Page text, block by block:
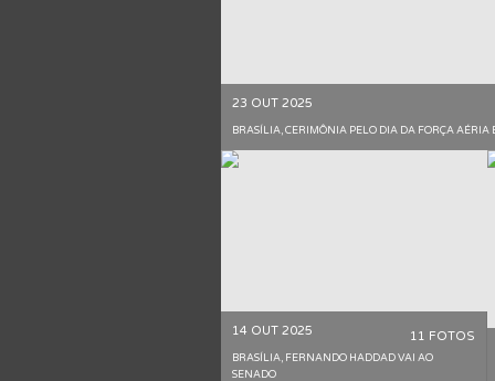
23 OUT 2025
BRASÍLIA, CERIMÔNIA PELO DIA DA FORÇA AÉRIA
14 OUT 2025
BRASÍLIA, FERNANDO HADDAD VAI AO
SENADO
11 FOTOS